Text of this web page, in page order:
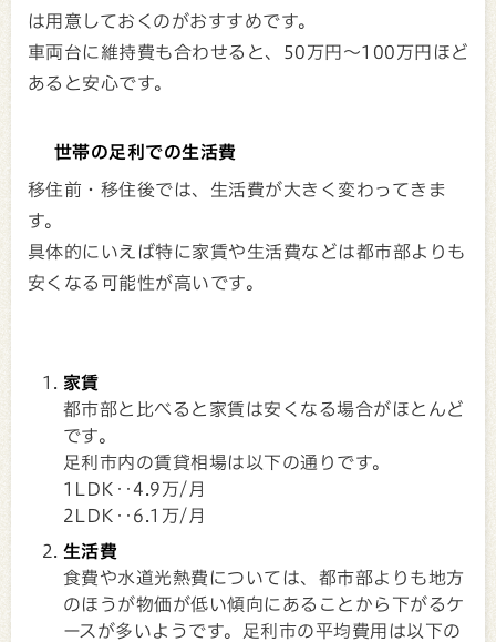
は用意しておくのがおすすめです。
車両台に維持費も合わせると、50万円～100万円ほど
あると安心です。
世帯の足利での生活費
移住前・移住後では、生活費が大きく変わってきま
す。
具体的にいえば特に家賃や生活費などは都市部よりも
安くなる可能性が高いです。
家賃
都市部と比べると家賃は安くなる場合がほとんど
です。
足利市内の賃貸相場は以下の通りです。
1LDK‥4.9万/月
2LDK‥6.1万/月
生活費
食費や水道光熱費については、都市部よりも地方
のほうが物価が低い傾向にあることから下がるケ
ースが多いようです。足利市の平均費用は以下の